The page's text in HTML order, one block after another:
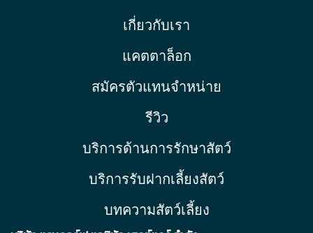
เกี่ยวกับเรา
แคตตาล็อก
สมัครตัวแทนจำหน่าย
รีวิว
บริการด้านการรักษาสัตว์
บริการรับฝากเลี้ยงสัตว์
บทความสัตว์เลี้ยง